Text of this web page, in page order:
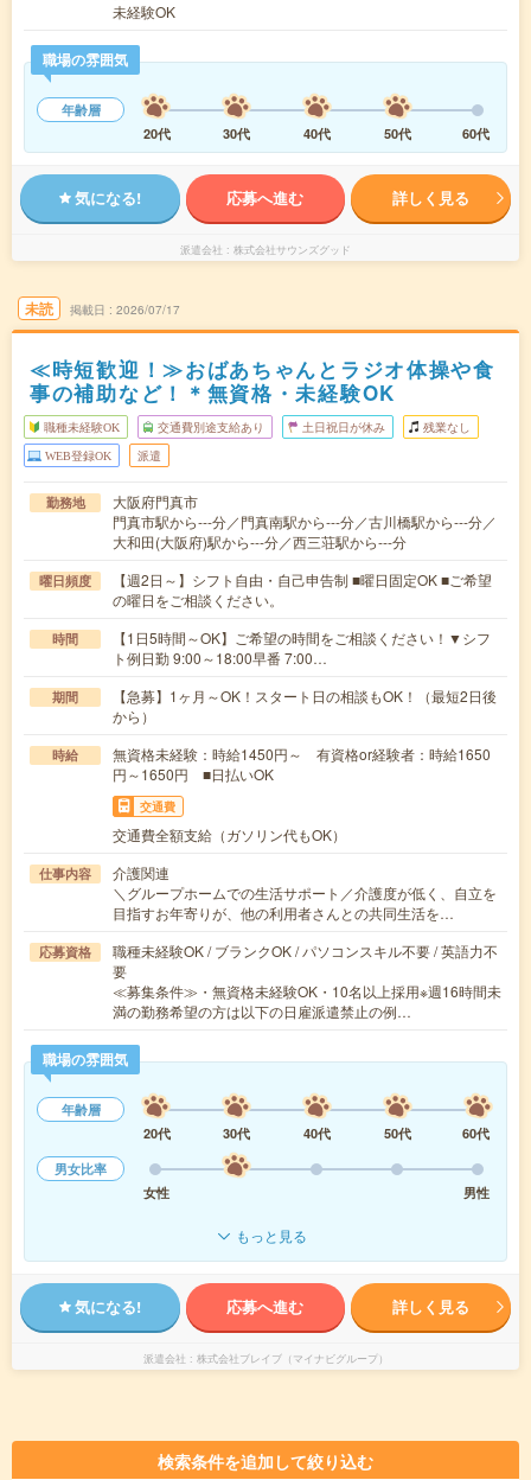
未経験OK
職場の雰囲気
年齢層
20代
30代 40代 50代 60代
気になる! 応募へ進む 詳しく見る
派遣会社 株式会社サウンズグッド
未読 掲載日 2026/07/17
≪時短歓迎！≫おばあちゃんとラジオ体操や食
事の補助など！＊無資格・未経験OK
職種未経験OK 交通費別途支給あり 土日祝日が休み 残業なし
WEB登録OK 派遣
勤務地
大阪府門真市
門真市駅から---分／門真南駅から---分／古川橋駅から---分／
大和田(大阪府)駅から---分／西三荘駅から---分
曜日頻度
【週2日～】シフト自由・自己申告制 ■曜日固定OK ■ご希望
の曜日をご相談ください。
時間
【1日5時間～OK】ご希望の時間をご相談ください！▼シフ
ト例日勤 9:00～18:00早番 7:00…
期間
【急募】1ヶ月～OK！スタート日の相談もOK！（最短2日後
から）
時給
無資格未経験：時給1450円～ 有資格or経験者：時給1650
円～1650円 ■日払いOK
交通費
交通費全額支給（ガソリン代もOK）
仕事内容
介護関連
＼グループホームでの生活サポート／介護度が低く、自立を
目指すお年寄りが、他の利用者さんとの共同生活を…
応募資格
職種未経験OK / ブランクOK / パソコンスキル不要 / 英語力不
要
≪募集条件≫・無資格未経験OK・10名以上採用※週16時間未
満の勤務希望の方は以下の日雇派遣禁止の例…
職場の雰囲気
年齢層
20代
30代 40代 50代
60代
男女比率
女性
男性
もっと見る
気になる! 応募へ進む 詳しく見る
派遣会社 株式会社ブレイブ（マイナビグループ）
検索条件を追加して絞り込む